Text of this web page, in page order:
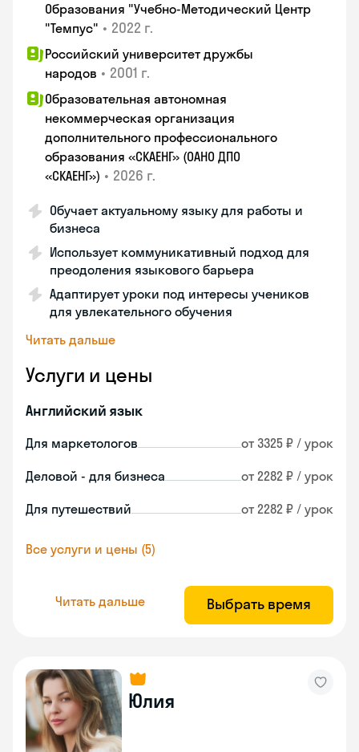
Образования "Учебно-Методический Центр
"Темпус" • 2022 г.
Российский университет дружбы
народов • 2001 г.
Образовательная автономная
некоммерческая организация
дополнительного профессионального
образования «СКАЕНГ» (ОАНО ДПО
«СКАЕНГ») • 2026 г.
Обучает актуальному языку для работы и
бизнеса
Использует коммуникативный подход для
преодоления языкового барьера
Адаптирует уроки под интересы учеников
для увлекательного обучения
Читать дальше
Услуги и цены
Английский язык
Для маркетологов от 3325 ₽ / урок
Деловой - для бизнеса от 2282 ₽ / урок
Для путешествий от 2282 ₽ / урок
Все услуги и цены (5)
Читать дальше Выбрать время
Юлия